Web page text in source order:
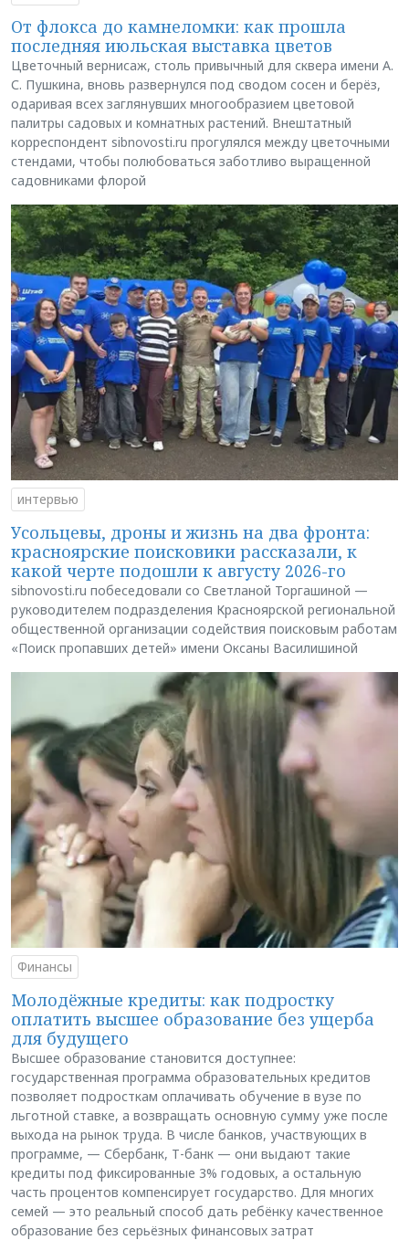
От флокса до камнеломки: как прошла
последняя июльская выставка цветов
Цветочный вернисаж, столь привычный для сквера имени А.
С. Пушкина, вновь развернулся под сводом сосен и берёз,
одаривая всех заглянувших многообразием цветовой
палитры садовых и комнатных растений. Внештатный
корреспондент sibnovosti.ru прогулялся между цветочными
стендами, чтобы полюбоваться заботливо выращенной
садовниками флорой
интервью
Усольцевы, дроны и жизнь на два фронта:
красноярские поисковики рассказали, к
какой черте подошли к августу 2026-го
sibnovosti.ru побеседовали со Светланой Торгашиной —
руководителем подразделения Красноярской региональной
общественной организации содействия поисковым работам
«Поиск пропавших детей» имени Оксаны Василишиной
Финансы
Молодёжные кредиты: как подростку
оплатить высшее образование без ущерба
для будущего
Высшее образование становится доступнее:
государственная программа образовательных кредитов
позволяет подросткам оплачивать обучение в вузе по
льготной ставке, а возвращать основную сумму уже после
выхода на рынок труда. В числе банков, участвующих в
программе, — Сбербанк, Т-банк — они выдают такие
кредиты под фиксированные 3% годовых, а остальную
часть процентов компенсирует государство. Для многих
семей — это реальный способ дать ребёнку качественное
образование без серьёзных финансовых затрат